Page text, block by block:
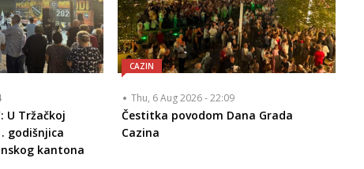
U Tržačkoj
godišnjica
kantona
CAZIN
Thu, 6 Aug 2026 - 22:09
Čestitka povodom Dana Grada
Cazina